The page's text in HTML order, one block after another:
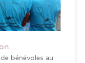
bénévoles au